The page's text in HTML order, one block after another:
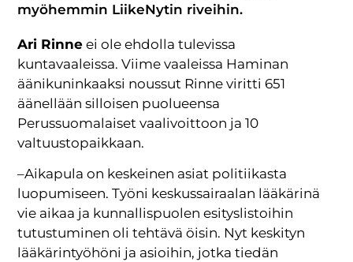
myöhemmin LiikeNytin riveihin.
Ari Rinne ei ole ehdolla tulevissa
kuntavaaleissa. Viime vaaleissa Haminan
äänikuninkaaksi noussut Rinne viritti 651
äänellään silloisen puolueensa
Perussuomalaiset vaalivoittoon ja 10
valtuustopaikkaan.
–Aikapula on keskeinen asiat politiikasta
luopumiseen. Työni keskussairaalan lääkärinä
vie aikaa ja kunnallispuolen esityslistoihin
tutustuminen oli tehtävä öisin. Nyt keskityn
lääkärintyöhöni ja asioihin, jotka tiedän